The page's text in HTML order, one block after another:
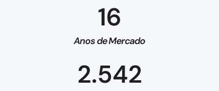
Anos de Mercado
16
2.542